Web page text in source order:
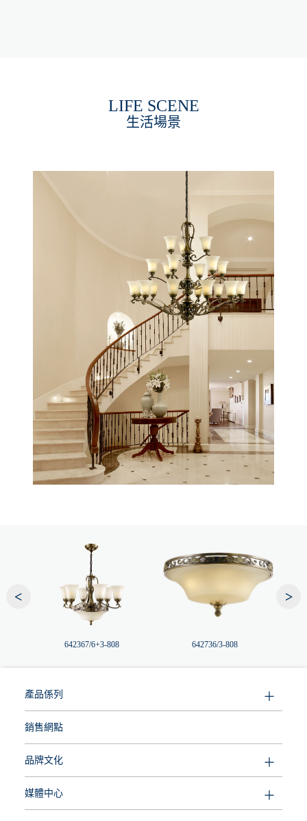
LIFE SCENE
生活場景
642367/6+3-808 642736/3-808
< >
產品係列
銷售網點
品牌文化
媒體中心